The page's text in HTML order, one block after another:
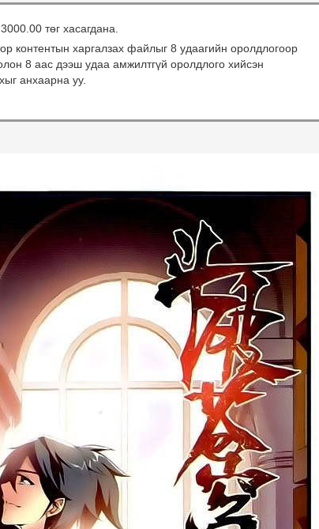
төг хасагдана.
контентын харгалзах файлыг 8 удаагийн оролдлогоор
8 аас дээш удаа амжилтгүй оролдлого хийсэн
анхаарна уу.